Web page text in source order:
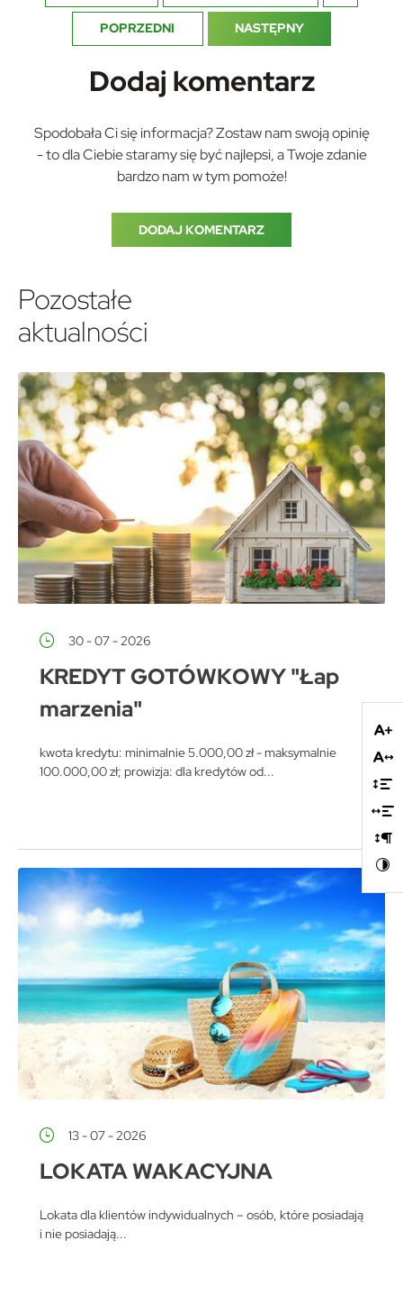
POPRZEDNI NASTĘPNY
Dodaj komentarz
Spodobała Ci się informacja? Zostaw nam swoją opinię
- to dla Ciebie staramy się być najlepsi, a Twoje zdanie
bardzo nam w tym pomoże!
DODAJ KOMENTARZ
Pozostałe
aktualności
30 - 07 - 2026
KREDYT GOTÓWKOWY "Łap
marzenia"
kwota kredytu: minimalnie 5.000,00 zł - maksymalnie
100.000,00 zł; prowizja: dla kredytów od...
13 - 07 - 2026
LOKATA WAKACYJNA
Lokata dla klientów indywidualnych – osób, które posiadają
i nie posiadają...
firm będących naszymi partnerami oraz innych dostawców usług.
Firmy te działają w charakterze pośredników prezentujących
nasze treści w postaci wiadomości, ofert, komunikatów mediów